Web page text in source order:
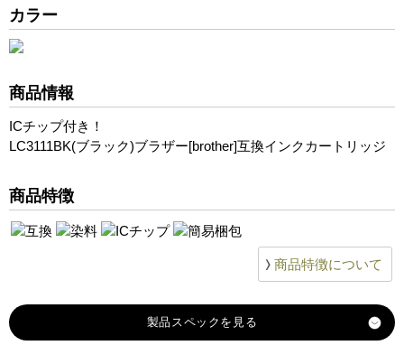
DCP-J582N
DCP-J587N
DCP-J972N
DCP-J973N
DCP-J978N
DCP-J982N
MFC-J738DN
MFC-J893N
MFC-J898N
MFC-J998DN
カラー
商品情報
ICチップ付き！
LC3111BK(ブラック)ブラザー[brother]互換インクカートリッジ
商品特徴
商品特徴について
製品スペック